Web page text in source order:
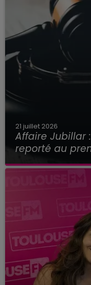
21 juillet 2026
Affaire Jubillar
reporté au